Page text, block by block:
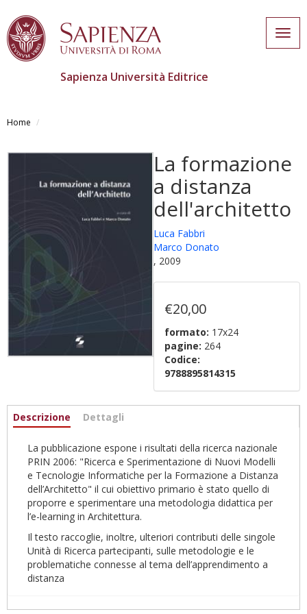
contenuto
Sapienza Università Editrice
Home
La formazione
a distanza
dell'architetto
Luca Fabbri
Marco Donato
, 2009
€20,00
formato: 17x24
pagine: 264
Codice:
9788895814315
Informazioni
Descrizione (scheda
Dettagli
La pubblicazione espone i risultati della ricerca nazionale
PRIN 2006: "Ricerca e Sperimentazione di Nuovi Modelli
e Tecnologie Informatiche per la Formazione a Distanza
dell’Architetto" il cui obiettivo primario è stato quello di
proporre e sperimentare una metodologia didattica per
l’e-learning in Architettura.
Il testo raccoglie, inoltre, ulteriori contributi delle singole
Unità di Ricerca partecipanti, sulle metodologie e le
problematiche connesse al tema dell’apprendimento a
distanza